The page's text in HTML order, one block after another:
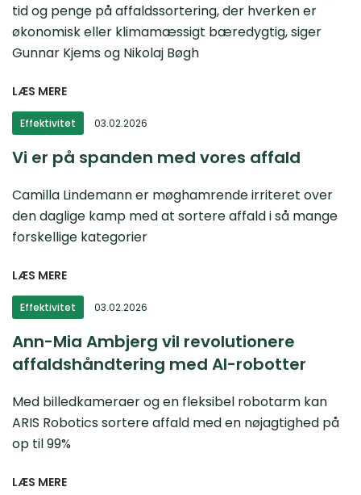
tid og penge på affaldssortering, der hverken er
økonomisk eller klimamæssigt bæredygtig, siger
Gunnar Kjems og Nikolaj Bøgh
LÆS MERE
Effektivitet 03.02.2026
Vi er på spanden med vores affald
Camilla Lindemann er møghamrende irriteret over
den daglige kamp med at sortere affald i så mange
forskellige kategorier
LÆS MERE
Effektivitet 03.02.2026
Ann-Mia Ambjerg vil revolutionere
affaldshåndtering med AI-robotter
Med billedkameraer og en fleksibel robotarm kan
ARIS Robotics sortere affald med en nøjagtighed på
op til 99%
LÆS MERE